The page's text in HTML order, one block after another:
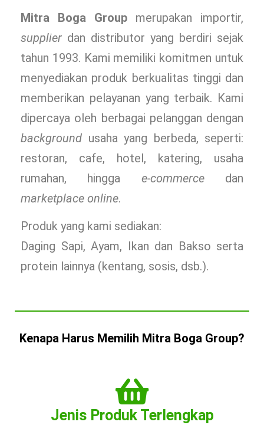
Mitra Boga Group merupakan importir,
supplier dan distributor yang berdiri sejak
tahun 1993. Kami memiliki komitmen untuk
menyediakan produk berkualitas tinggi dan
memberikan pelayanan yang terbaik. Kami
dipercaya oleh berbagai pelanggan dengan
background usaha yang berbeda, seperti:
restoran, cafe, hotel, katering, usaha
rumahan, hingga e-commercedan
marketplace online.
Produk yang kami sediakan:
Daging Sapi, Ayam, Ikan dan Bakso serta
protein lainnya (kentang, sosis, dsb.).
Kenapa Harus Memilih Mitra Boga Group?
Jenis Produk Terlengkap